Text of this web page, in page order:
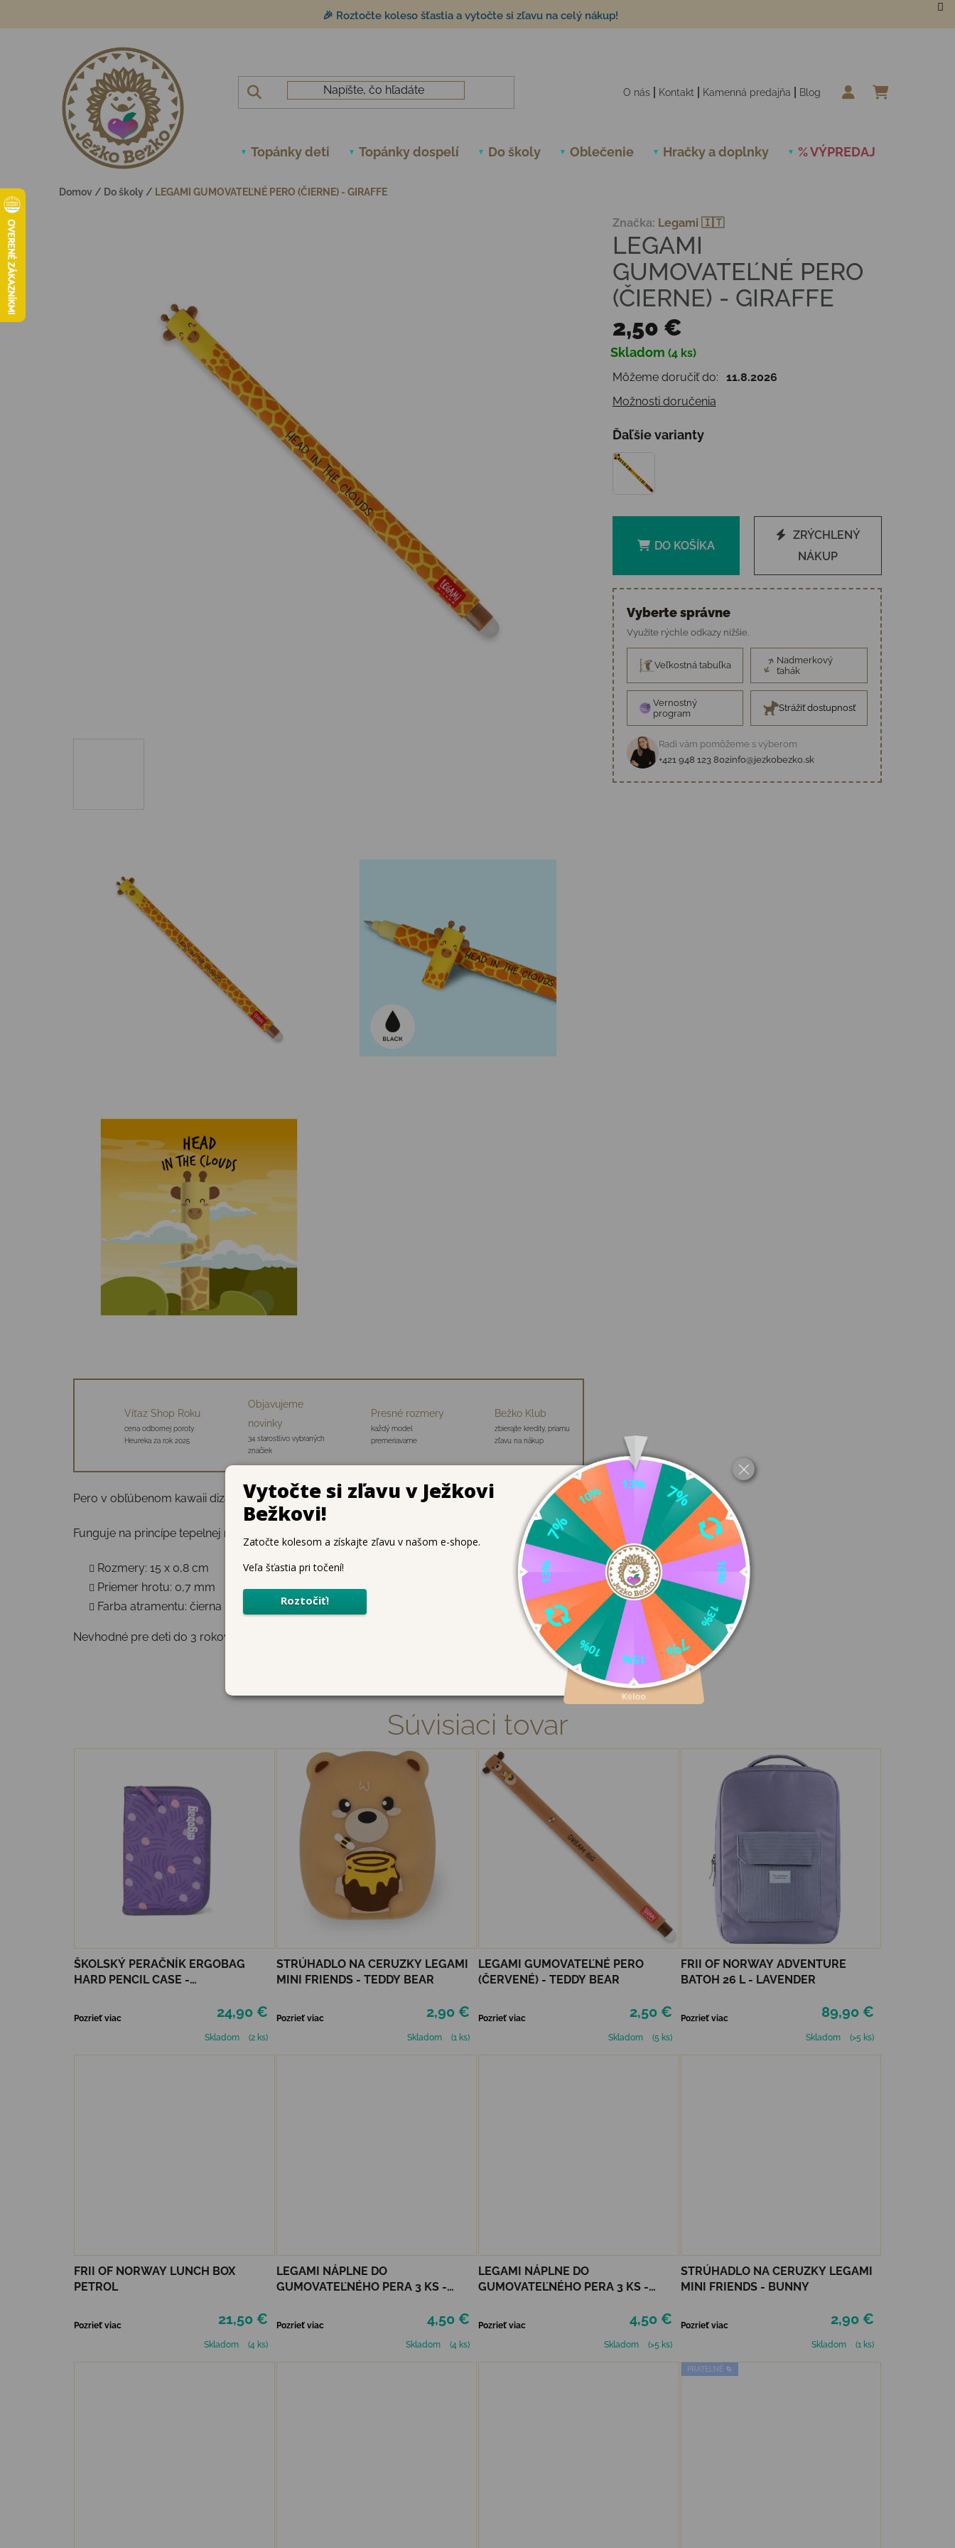
🎉 Roztočte koleso šťastia a vytočte si zľavu na celý nákup!
O nás Kontakt Kamenná predajňa Blog
Topánky deti Topánky dospelí Do školy Oblečenie Hračky a doplnky % VÝPREDAJ
Domov / Do školy / LEGAMI GUMOVATEĽNÉ PERO (ČIERNE) - GIRAFFE
LEGAMI
GUMOVATEĽNÉ PERO
(ČIERNE) - GIRAFFE
Značka: Legami 🇮🇹
2,50 €
Jednotková cena:
Skladom (4 ks)
Môžeme doručiť do:
11.8.2026
Možnosti doručenia
Ďaľšie varianty
DO KOŠÍKA
ZRÝCHLENÝ
NÁKUP
Vyberte správne
Využite rýchle odkazy nižšie.
Veľkostná tabuľka
Nadmerkový
ťahák
Vernostný
program
Strážiť dostupnosť
Radi vám pomôžeme s výberom
+421 948 123 802info@jezkobezko.sk
Víťaz Shop Roku
cena odbornej poroty
Heureka za rok 2025
Objavujeme
novinky
34 starostlivo vybraných
značiek
Presné rozmery
každý model
premeriavame
Bežko Klub
zbierajte kredity, priamu
zľavu na nákup
Pero v obľúbenom kawaii dizajne je ideálne pre školákov, ak urobia chybu, jednoducho ju zmažú a je to.
Funguje na princípe tepelnej reakcie - trením atrament mení svoje vlastnosti a stáva sa priehľadným.
Rozmery: 15 x 0,8 cm
Priemer hrotu: 0,7 mm
Farba atramentu: čierna
Nevhodné pre deti do 3 rokov, hrozí riziko zadusenia malými časťami.
Súvisiaci tovar
ŠKOLSKÝ PERAČNÍK ERGOBAG
HARD PENCIL CASE -
24,90 €
Pozrieť viac
Skladom
(2 ks)
STRÚHADLO NA CERUZKY LEGAMI
MINI FRIENDS - TEDDY BEAR
2,90 €
Pozrieť viac
Skladom
(1 ks)
LEGAMI GUMOVATEĽNÉ PERO
(ČERVENÉ) - TEDDY BEAR
2,50 €
Pozrieť viac
Skladom
(5 ks)
FRII OF NORWAY ADVENTURE
BATOH 26 L - LAVENDER
89,90 €
Pozrieť viac
Skladom
(>5 ks)
FRII OF NORWAY LUNCH BOX
PETROL
21,50 €
Pozrieť viac
Skladom
(4 ks)
LEGAMI NÁPLNE DO
GUMOVATEĽNÉHO PERA 3 KS -
4,50 €
Pozrieť viac
Skladom
(4 ks)
LEGAMI NÁPLNE DO
GUMOVATEĽNÉHO PERA 3 KS -
4,50 €
Pozrieť viac
Skladom
(>5 ks)
STRÚHADLO NA CERUZKY LEGAMI
MINI FRIENDS - BUNNY
2,90 €
Pozrieť viac
Skladom
(1 ks)
PRATEĽNÉ 🌀